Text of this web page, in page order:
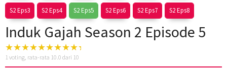
S2 Eps3 S2 Eps4 S2 Eps5 S2 Eps6 S2 Eps7 S2 Eps8
Induk Gajah Season 2 Episode 5
1 voting, rata-rata 10.0 dari 10